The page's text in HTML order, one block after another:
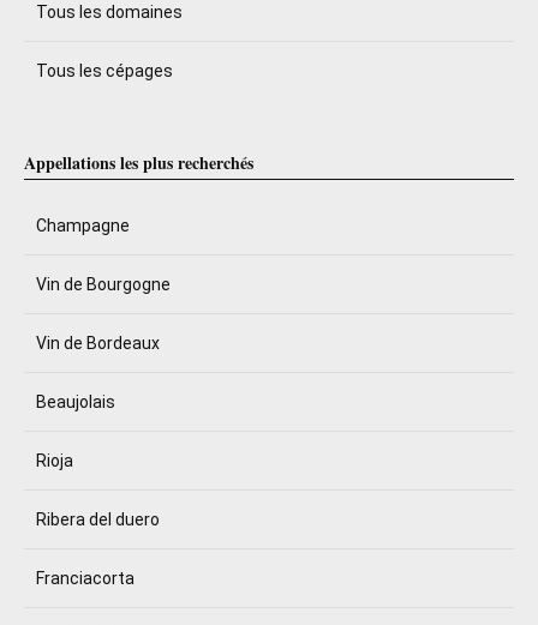
Tous les domaines
Tous les cépages
Appellations les plus recherchés
Champagne
Vin de Bourgogne
Vin de Bordeaux
Beaujolais
Rioja
Ribera del duero
Franciacorta